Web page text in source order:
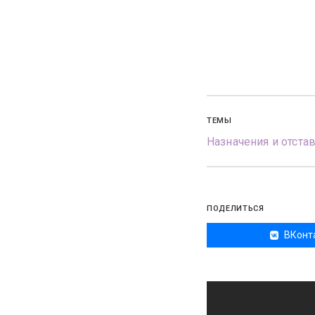
ТЕМЫ
Назначения и
ПОДЕЛИТЬСЯ